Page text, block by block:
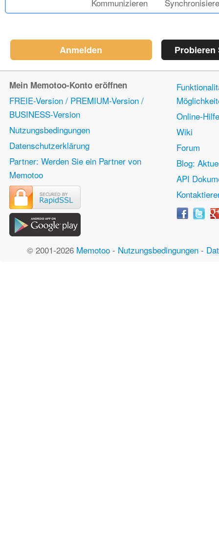
Kommunizieren
Anmelden Probieren
Mein Memotoo-Konto eröffnen
FREIE-Version / PREMIUM-Version /
BUSINESS-Version
Nutzungsbedingungen
Datenschutzerklärung
Partner: Werden Sie ein Partner von
Memotoo
Online-Hilfe
Wiki
Forum
Blog:
API
© 2001-2026 Memotoo- Nutzungsbedingungen-